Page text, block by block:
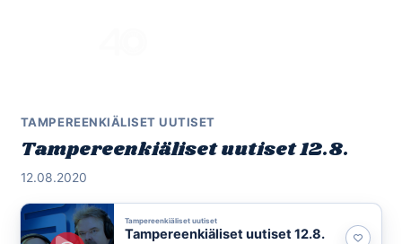
TAMPEREENKIÄLISET UUTISET
Tampereenkiäliset uutiset 12.8.
12.08.2020
Tampereenkiäliset uutiset
Tampereenkiäliset uutiset 12.8.